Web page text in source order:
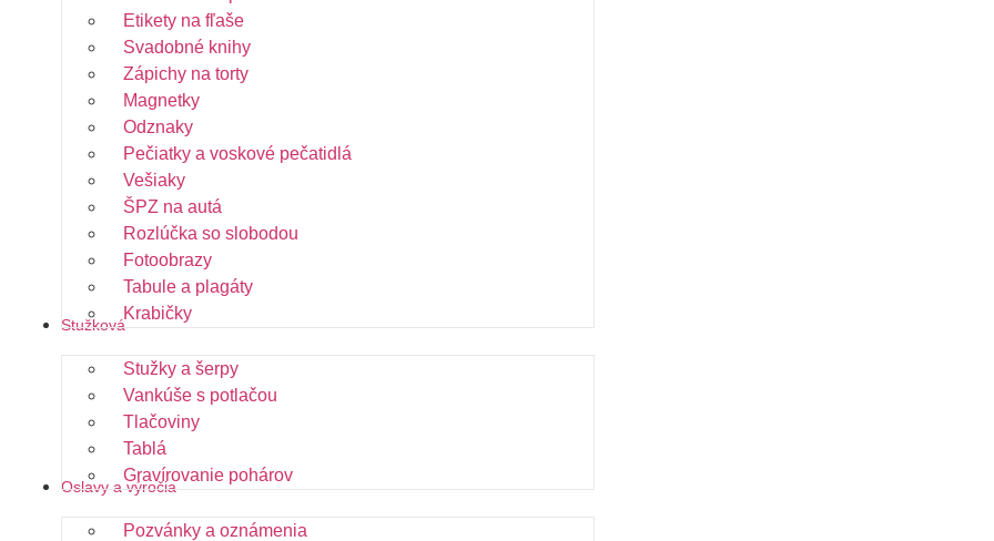
Etikety na fľaše
Svadobné knihy
Zápichy na torty
Magnetky
Odznaky
Pečiatky a voskové pečatidlá
Vešiaky
ŠPZ na autá
Rozlúčka so slobodou
Fotoobrazy
Tabule a plagáty
Krabičky
Stužková
Stužky a šerpy
Vankúše s potlačou
Tlačoviny
Tablá
Gravírovanie pohárov
Oslavy a výročia
Pozvánky a oznámenia